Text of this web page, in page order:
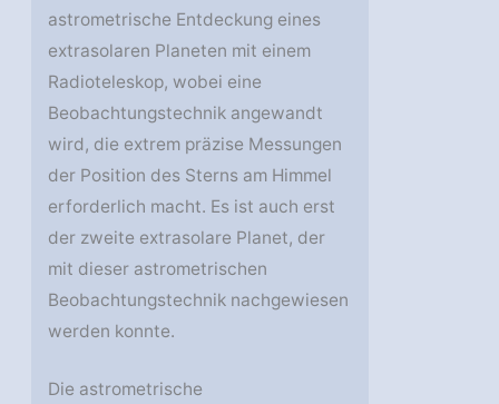
astrometrische Entdeckung eines
extrasolaren Planeten mit einem
Radioteleskop, wobei eine
Beobachtungstechnik angewandt
wird, die extrem präzise Messungen
der Position des Sterns am Himmel
erforderlich macht. Es ist auch erst
der zweite extrasolare Planet, der
mit dieser astrometrischen
Beobachtungstechnik nachgewiesen
werden konnte.
Die astrometrische